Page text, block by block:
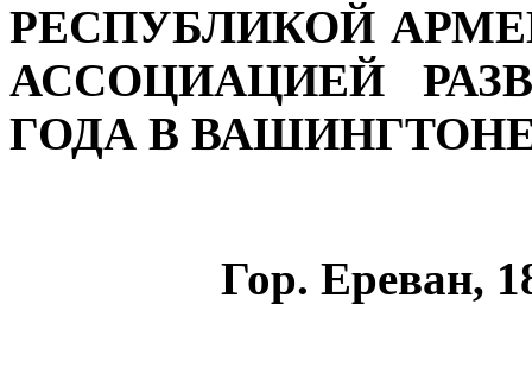
РЕСПУБЛИКОЙ
АССОЦИАЦИЕЙ
ГОДА В
Гор. Ереван,